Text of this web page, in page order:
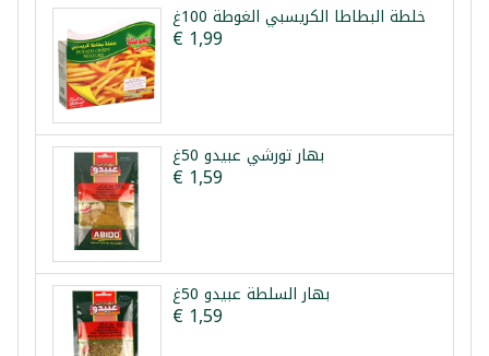
خلطة البطاطا الكريسبي الغوطة 100غ
€ 1,99
بهار تورشي عبيدو 50غ
€ 1,59
بهار السلطة عبيدو 50غ
€ 1,59